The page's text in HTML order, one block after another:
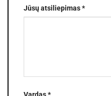
Jūsų atsiliepimas*